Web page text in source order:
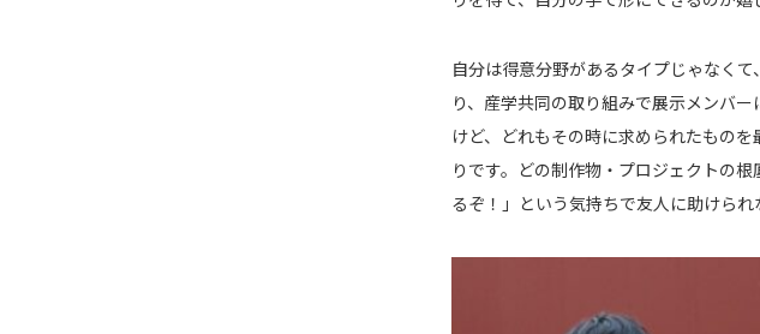
自分は得意分野があるタイプじゃなく
り、産学共同の取り組みで展示メンバ
けど、どれもその時に求められたもの
りです。どの制作物・プロジェクトの
るぞ！」という気持ちで友人に助けられ